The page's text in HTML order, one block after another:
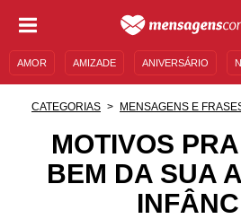
AMOR AMIZADE ANIVERSÁRIO
MENSAGENS E FRASES MENSAGENS DE
FAMOSOS BÍBLIA
CATEGORIAS MENSAGENS E
MOTIVOS
BEM DA SUA